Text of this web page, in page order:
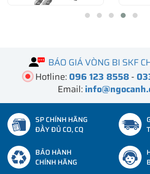
BÁO GIÁ VÒNG BI SKF
Hotline: 096 123 8558-
Email:
SP CHÍNH HÃNG
ĐẦY ĐỦ CO, CQ
BẢO HÀNH
CHÍNH HÃNG